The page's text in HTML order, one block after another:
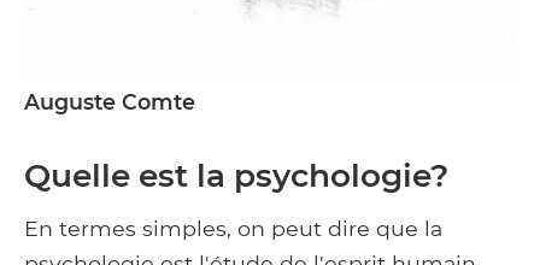
Auguste Comte
Quelle est la psychologie?
En termes simples, on peut dire que la